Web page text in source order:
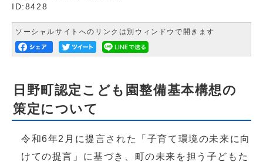
ID:8428
ソーシャルサイトへのリンクは別ウィンドウで開きます
日野町認定こども園整備基本構想の
策定について
令和6年2月に提言された「子育て環境の未来に向
けての提言」に基づき、町の未来を担う子どもた